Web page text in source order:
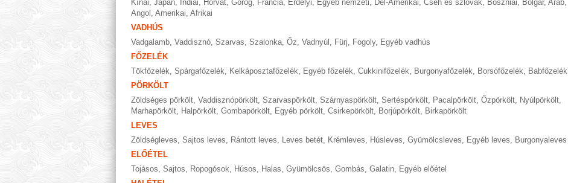
Kínai, Japán, Indiai, Horvát, Görög, Francia, Erdélyi, Egyéb nemzeti, Dél-Amerikai, Cseh és szlovák, Boszniai, Bolgár, Arab,
Angol , Amerikai, Afrikai
VADHÚS
Vadgalamb, Vaddisznó, Szarvas, Szalonka, Őz, Vadnyúl , Fürj, Fogoly, Egyéb vadhús
FŐZELÉK
Tökfőzelék, Spárgafőzelék, Kelkáposztafőzelék, Egyéb főzelék, Cukkinifőzelék, Burgonyafőzelék, Borsófőzelék, Babfőzelék
PÖRKÖLT
Zöldséges pörkölt, Vaddisznópörkölt, Szarvaspörkölt, Szárnyaspörkölt, Sertéspörkölt, Pacalpörkölt, Őzpörkölt, Nyúlpörkölt,
Marhapörkölt, Halpörkölt, Gombapörkölt, Egyéb pörkölt, Csirkepörkölt, Borjúpörkölt, Birkapörkölt
LEVES
Zöldségleves, Sajtos leves, Rántott leves, Leves betét, Krémleves, Húsleves, Gyümölcsleves, Egyéb leves, Burgonyaleves
ELŐÉTEL
Tojásos, Sajtos, Ropogósok, Húsos, Halas, Gyümölcsös, Gombás, Galatin, Egyéb előétel